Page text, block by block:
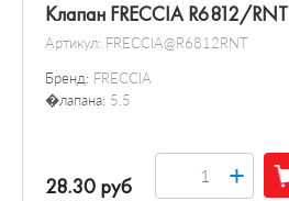
Клапан FRECCIA R6812/RNT
Артикул: FRECCIA@R6812RNT
Бренд: FRECCIA
�лапана: 5.5
28.30 руб +